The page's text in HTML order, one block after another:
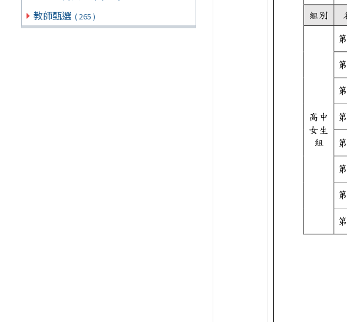
教師甄選 ( 265 )